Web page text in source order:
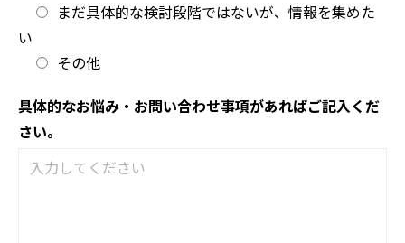
まだ具体的な検討段階ではないが、情報を集めた
い
その他
具体的なお悩み・お問い合わせ事項があればご記入くだ
さい。